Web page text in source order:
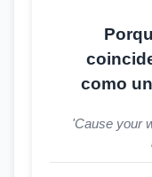
como
'Cause your